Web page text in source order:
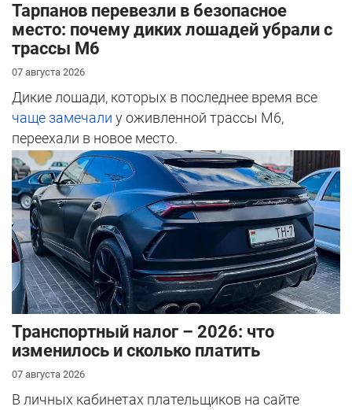
Тарпанов перевезли в безопасное
место: почему диких лошадей убрали с
трассы М6
07 августа 2026
Дикие лошади, которых в последнее время все
чаще замечали у оживленной трассы М6,
переехали в новое место.
Транспортный налог – 2026: что
изменилось и сколько платить
07 августа 2026
В личных кабинетах плательщиков на сайте